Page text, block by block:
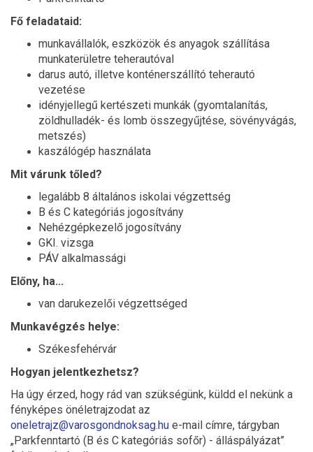
Fő feladataid:
munkavállalók, eszközök és anyagok szállítása
munkaterületre teherautóval
darus autó, illetve konténerszállító teherautó
vezetése
idényjellegű kertészeti munkák (gyomtalanítás,
zöldhulladék- és lomb összegyűjtése, sövényvágás,
metszés)
kaszálógép használata
Mit várunk tőled?
legalább 8 általános iskolai végzettség
B és C kategóriás jogosítvány
Nehézgépkezelő jogosítvány
GKI. vizsga
PÁV alkalmassági
Előny, ha...
van darukezelői végzettséged
Munkavégzés helye:
Székesfehérvár
Hogyan jelentkezhetsz?
Ha úgy érzed, hogy rád van szükségünk, küldd el nekünk a
fényképes önéletrajzodat az
oneletrajz@varosgondnoksag.hu e-mail címre, tárgyban
„Parkfenntartó (B és C kategóriás sofőr) - álláspályázat”